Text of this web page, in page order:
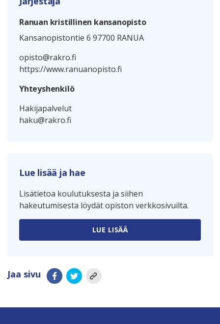
Ranuan kristillinen kansanopisto
Kansanopistontie 6 97700 RANUA
opisto@rakro.fi
https://www.ranuanopisto.fi
Yhteyshenkilö
Hakijapalvelut
haku@rakro.fi
Lue lisää ja hae
Lisätietoa koulutuksesta ja siihen
hakeutumisesta löydät opiston verkkosivuilta.
LUE LISÄÄ
Jaa sivu